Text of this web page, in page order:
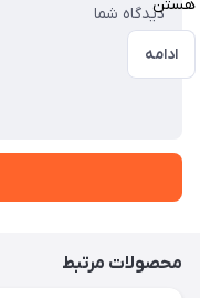
هستن
ادامه
محصولات مرتبط